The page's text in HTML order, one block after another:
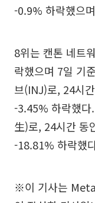
-0.9% 하락했으
8위는 캔톤 네트
락했으며 7일 기
브(INJ)로, 24시
-3.45% 하락했다
生)로, 24시간 동
-18.81% 하락했
※이 기사는